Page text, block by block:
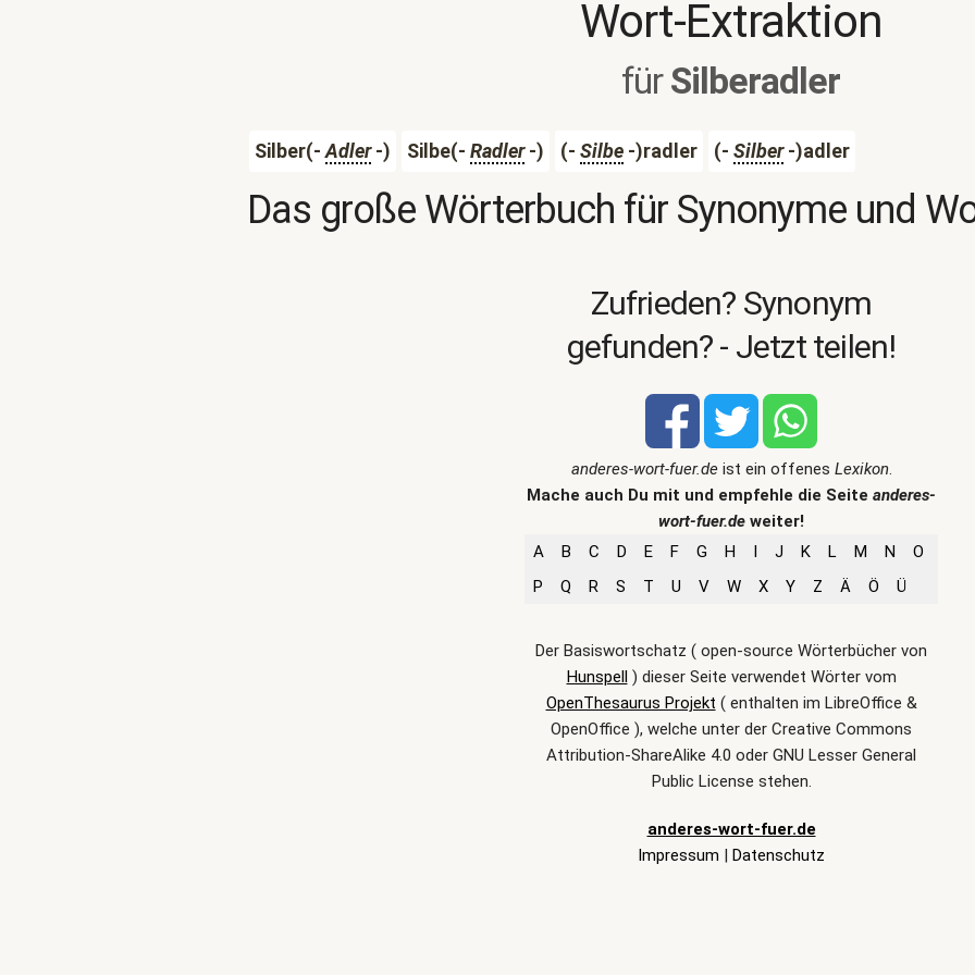
Wort-Extraktion
fürSilberadler
Silber(-Adler-) Silbe(- Radler-) (- Silbe-)radler (- Silber-)adler
Das große Wörterbuch für Synonyme und
Zufrieden? Synonym
gefunden? - Jetzt teilen!
anderes-wort-fuer.deist ein offenes Lexikon.
Mache auch Du mit und empfehle die Seite anderes-
wort-fuer.de weiter!
A
B C D E F G H I J K L M N
O
P
Q R S T U V W X Y Z Ä Ö Ü
Der Basiswortschatz ( open-source Wörterbücher von
Hunspell) dieser Seite verwendet Wörter vom
OpenThesaurus Projekt ( enthalten im LibreOffice &
OpenOffice ), welche unter der Creative Commons
Attribution-ShareAlike 4.0 oder GNU Lesser General
Public License stehen.
anderes-wort-fuer.de
Impressum | Datenschutz